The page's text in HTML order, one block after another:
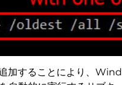
加することにより、